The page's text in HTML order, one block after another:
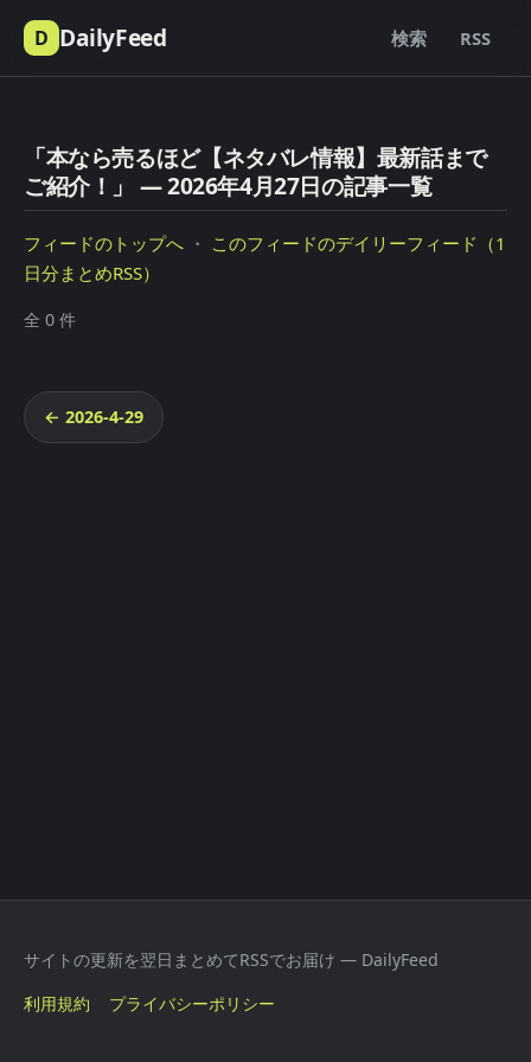
D DailyFeed 検索 RSS
「本なら売るほど【ネタバレ情報】最新話まで
ご紹介！」 — 2026年4月27日の記事一覧
フィードのトップへ ・ このフィードのデイリーフィード（1
日分まとめRSS）
全 0 件
← 2026-4-29
サイトの更新を翌日まとめてRSSでお届け — DailyFeed
利用規約
プライバシーポリシー